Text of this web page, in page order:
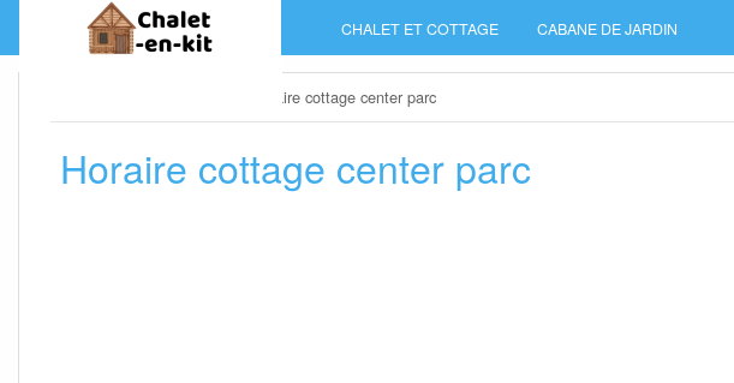
CHALET ET COTTAGE CABANE DE JARDIN
Horaire cottage center parc
Horaire cottage center parc